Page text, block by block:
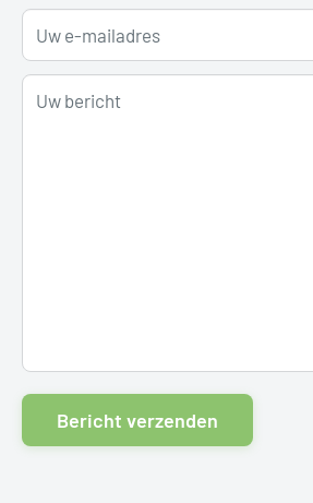
Uw e-mailadres
Uw bericht
Bericht verzenden